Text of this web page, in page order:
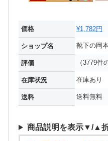
価格 ¥1,782円
ショップ名 靴下の岡
評価 （3779件
在庫状況 在庫あり
送料 送料無料
商品説明を表示▼/▲